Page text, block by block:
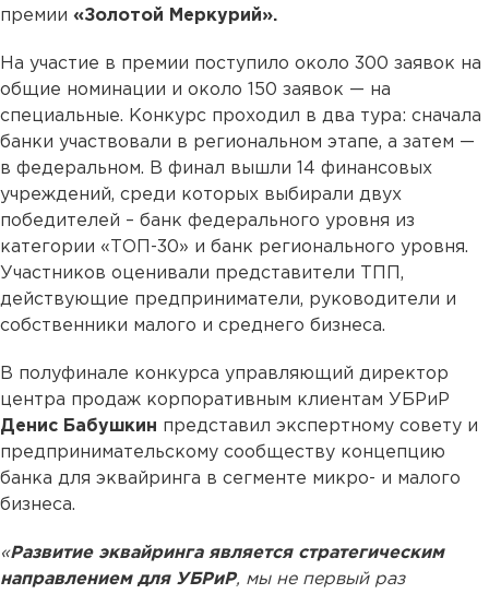
премии «Золотой Меркурий».
На участие в премии поступило около 300 заявок на
общие номинации и около 150 заявок — на
специальные. Конкурс проходил в два тура: сначала
банки участвовали в региональном этапе, а затем —
в федеральном. В финал вышли 14 финансовых
учреждений, среди которых выбирали двух
победителей – банк федерального уровня из
категории «ТОП-30» и банк регионального уровня.
Участников оценивали представители ТПП,
действующие предприниматели, руководители и
собственники малого и среднего бизнеса.
В полуфинале конкурса управляющий директор
центра продаж корпоративным клиентам УБРиР
Денис Бабушкин представил экспертному совету и
предпринимательскому сообществу концепцию
банка для эквайринга в сегменте микро- и малого
бизнеса.
«Развитие эквайринга является стратегическим
направлением для УБРиР, мы не первый раз